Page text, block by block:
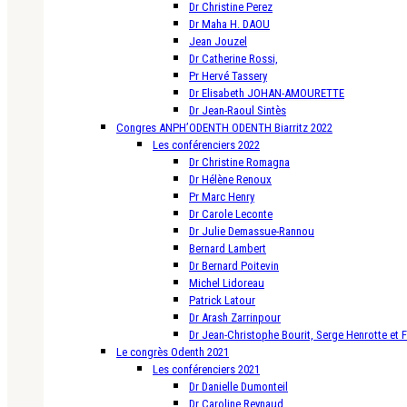
Dr Christine Perez
Dr Maha H. DAOU
Jean Jouzel
Dr Catherine Rossi,
Pr Hervé Tassery
Dr Elisabeth JOHAN-AMOURETTE
Dr Jean-Raoul Sintès
Congres ANPH’ODENTH ODENTH Biarritz 2022
Les conférenciers 2022
Dr Christine Romagna
Dr Hélène Renoux
Pr Marc Henry
Dr Carole Leconte
Dr Julie Demassue-Rannou
Bernard Lambert
Dr Bernard Poitevin
Michel Lidoreau
Patrick Latour
Dr Arash Zarrinpour
Dr Jean-Christophe Bourit, Serge Henrotte et
Le congrès Odenth 2021
Les conférenciers 2021
Dr Danielle Dumonteil
Dr Caroline Reynaud